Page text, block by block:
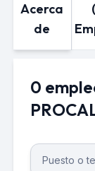
Acerca
de
0